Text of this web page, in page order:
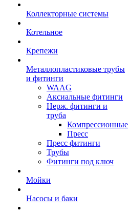
Коллекторные системы
Котельное
Крепежи
Металлопластиковые трубы
и фитинги
WAAG
Аксиальные фитинги
Нерж. фитинги и
труба
Компрессионные
Пресс
Пресс фитинги
Трубы
Фитинги под ключ
Мойки
Насосы и баки